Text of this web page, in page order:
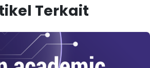
Terkait